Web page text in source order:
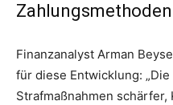
Finanzanalyst Arman
für diese Entwicklung:
Strafmaßnahmen